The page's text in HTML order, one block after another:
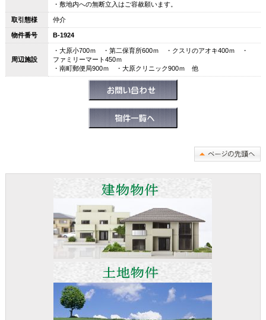
・敷地内への無断立入はご容赦願います。
取引態様 仲介
物件番号 B-1924
周辺施設
・大原小700ｍ ・第二保育所600ｍ ・クスリのアオキ400ｍ ・
ファミリーマート450ｍ
・南町郵便局900ｍ ・大原クリニック900ｍ 他